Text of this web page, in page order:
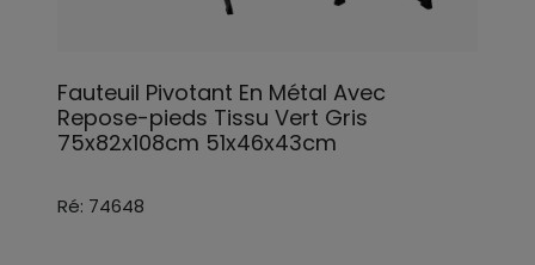
Fauteuil Pivotant En Métal Avec
Repose-pieds Tissu Vert Gris
75x82x108cm 51x46x43cm
Ré: 74648